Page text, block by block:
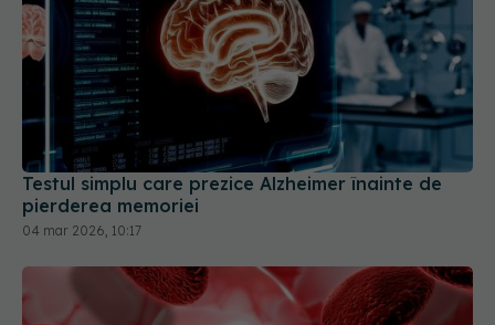
Testul simplu care prezice Alzheimer înainte de
pierderea memoriei
04 mar 2026, 10:17